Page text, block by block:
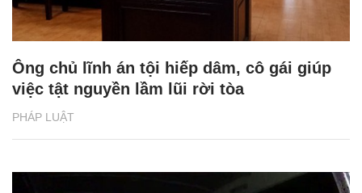
PHÁP LUẬT
Ông chủ lĩnh án tội hiếp dâm, cô gái giúp
việc tật nguyền lầm lũi rời tòa